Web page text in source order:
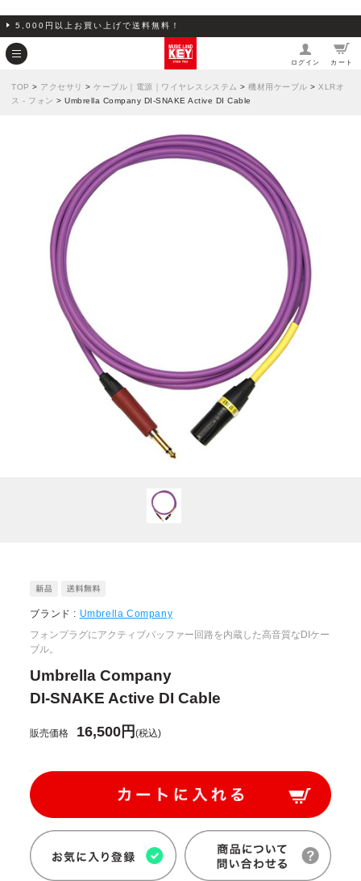
5,000円以上お買い上げで送料無料！
ログイン カート
TOP > アクセサリ > ケーブル｜電源｜ワイヤレスシステム > 機材用ケーブル > XLRオ
ス - フォン > Umbrella Company DI-SNAKE Active DI Cable
ブランド : Umbrella Company
フォンプラグにアクティブバッファー回路を内蔵した高音質なDIケー
ブル。
Umbrella Company
DI-SNAKE Active DI Cable
販売価格 16,500円(税込)